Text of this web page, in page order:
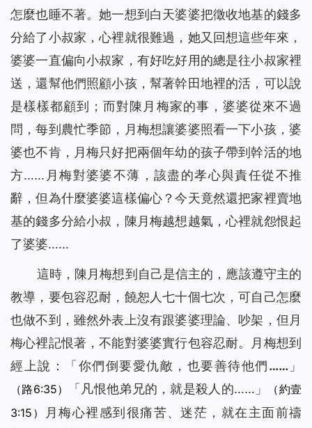
怎麼也睡不著。她一想到白天婆婆把徵收地基的錢多
分給了小叔家，心裡就很難過，她又回想這些年來，
婆婆一直偏向小叔家，有好吃好用的總是往小叔家裡
送，還幫他們照顧小孩，幫著幹田地裡的活，可以說
是樣樣都顧到；而對陳月梅家的事，婆婆從來不過
問，每到農忙季節，月梅想讓婆婆照看一下小孩，婆
婆也不肯，月梅只好把兩個年幼的孩子帶到幹活的地
方……月梅對婆婆不薄，該盡的孝心與責任從不推
辭，但為什麼婆婆這樣偏心？今天竟然還把家裡賣地
基的錢多分給小叔，陳月梅越想越氣，心裡就怨恨起
了婆婆……
這時，陳月梅想到自己是信主的，應該遵守主的
教導，要包容忍耐，饒恕人七十個七次，可自己怎麼
也做不到，雖然外表上沒有跟婆婆理論、吵架，但月
梅心裡記恨著，不能對婆婆實行包容忍耐。月梅想到
經上說：「 你們倒要愛仇敵，也要善待他們……」
（路6:35） 「凡恨他弟兄的，就是殺人的……」
（約壹
3:15）
月梅心裡感到很痛苦、迷茫，就在主面前禱